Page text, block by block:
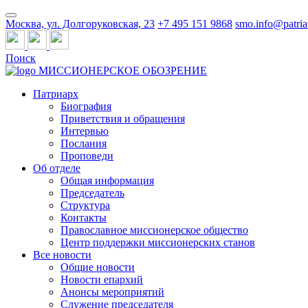
Москва, ул. Долгоруковская, 23 +7 495 151 9868
Поиск
МИССИОНЕРСКОЕ ОБОЗРЕНИЕ
Патриарх
Биография
Приветствия и обращения
Интервью
Послания
Проповеди
Об отделе
Общая информация
Председатель
Структура
Контакты
Православное миссионерское общество
Центр поддержки миссионерских станов
Все новости
Общие новости
Новости епархий
Анонсы мероприятий
Служение председателя